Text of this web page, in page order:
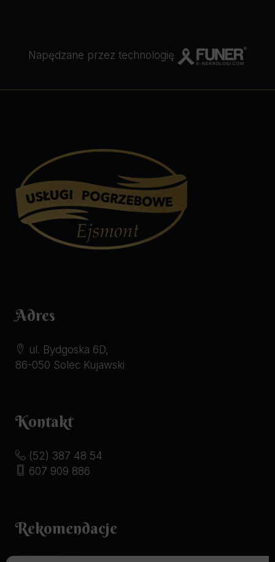
Napędzane przez technologię
Adres
ul. Bydgoska 6D,
86-050 Solec Kujawski
Kontakt
(52) 387 48 54
607 909 886
Rekomendacje